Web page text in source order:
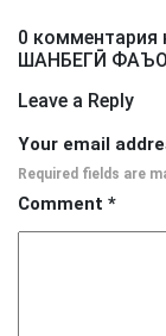
0 комментария
ШАНБЕГӢ
Leave a Reply
Your email
Required fields are
Comment *